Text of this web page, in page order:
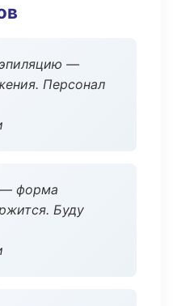
—
Персонал
— форма
Буду